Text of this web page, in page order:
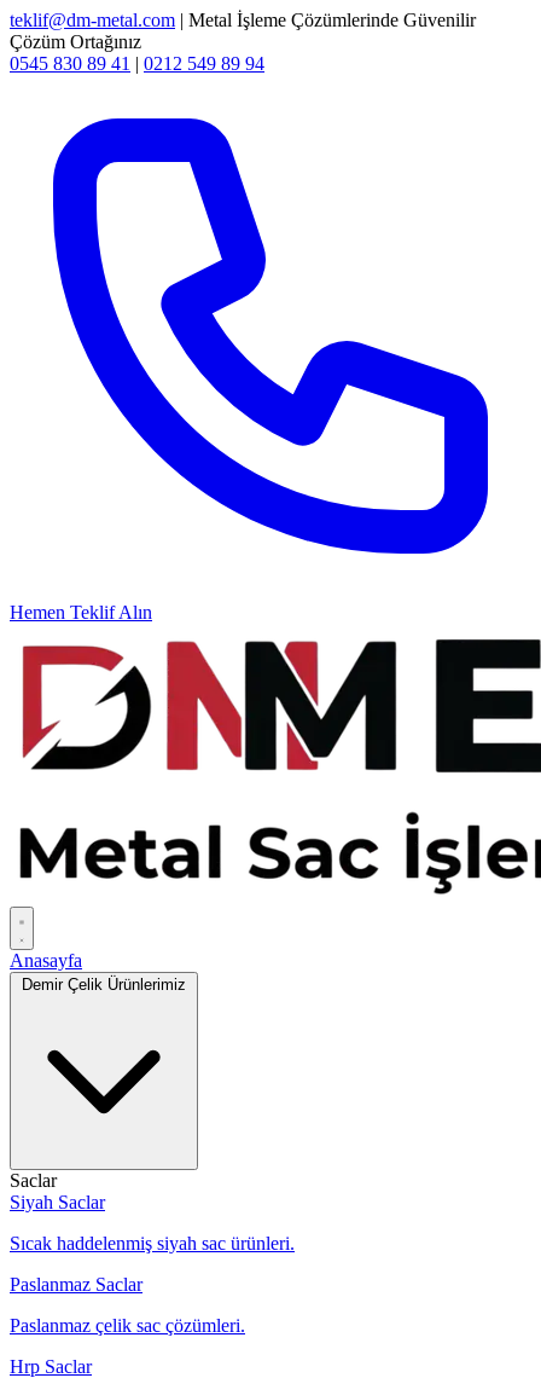
teklif@dm-metal.com | Metal İşleme Çözümlerinde Güvenilir
Çözüm Ortağınız
0545 830 89 41 | 0212 549 89 94
Hemen Teklif Alın
Anasayfa
Demir Çelik Ürünlerimiz
Saclar
Siyah Saclar
Sıcak haddelenmiş siyah sac ürünleri.
Paslanmaz Saclar
Paslanmaz çelik sac çözümleri.
Hrp Saclar